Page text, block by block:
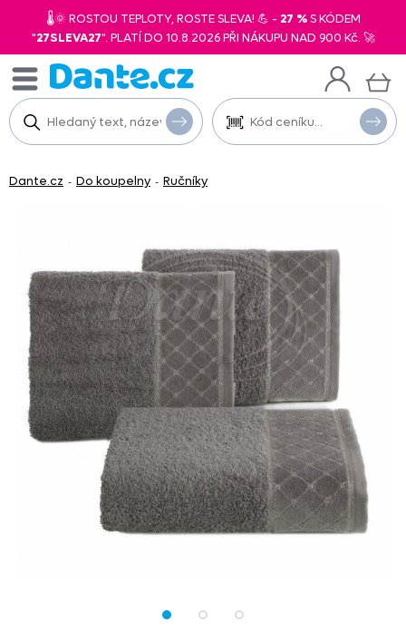
🌡️🌞 ROSTOU TEPLOTY, ROSTE SLEVA! 💪 - 27 %S KÓDEM
"27SLEVA27". PLATÍ DO 10.8.2026 PŘI NÁKUPU NAD 900 Kč. 🚀
Dante.cz - Do koupelny - Ručníky